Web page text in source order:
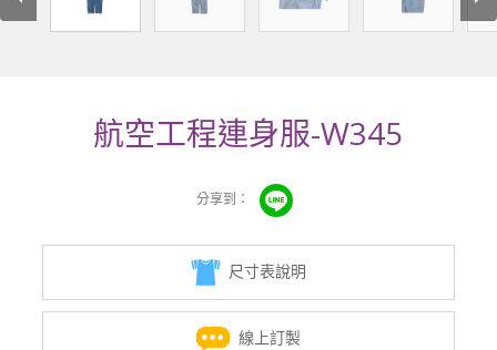
航空工程連身服-W345
尺寸表說明
線上訂製